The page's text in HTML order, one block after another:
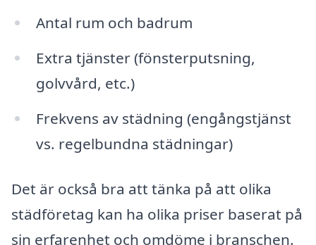
Antal rum och badrum
Extra tjänster (fönsterputsning,
golvvård, etc.)
Frekvens av städning (engångstjänst
vs. regelbundna städningar)
Det är också bra att tänka på att olika
städföretag kan ha olika priser baserat på
sin erfarenhet och omdöme i branschen.